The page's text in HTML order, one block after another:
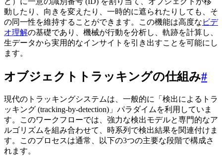
動したり、向きを変えたり、一時的に遮られたりしても、そ
の同一性を維持することができます。この機能は高度な ビデ
オ理解の基礎であり、機械が行動を分析し、軌跡を計算し、
生データから実用的なインサイトを引き出すことを可能にし
ます。
オブジェクトトラッキングの仕組み#
現代のトラッキングシステムは、一般的に「検出によるトラ
ッキング (tracking-by-detection)」パラダイムを利用していま
す。このワークフローでは、強力な検出モデルと専門的なア
ルゴリズムを組み合わせて、時系列で検出結果を関連付けま
す。このプロセスは通常、以下の3つの主要な段階で構成さ
れます。